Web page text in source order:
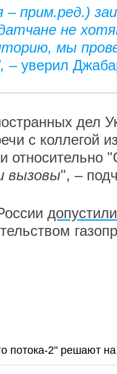
прим.ред.)
не
мы
– уверил
дел
с коллегой
относительно
вызовы", –
допустили
потока-2" решают на